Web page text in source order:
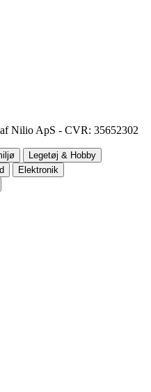
Nilio ApS - CVR: 35652302
Legetøj & Hobby
Elektronik